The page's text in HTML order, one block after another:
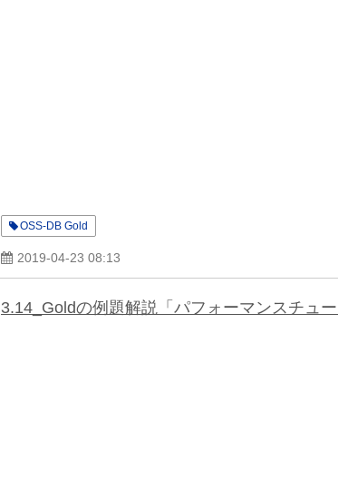
OSS-DB Gold
2019-04-23 08:13
3.14_Goldの例題解説「パフォーマンスチュ